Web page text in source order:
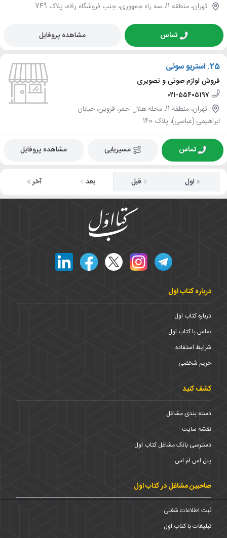
تهران، منطقه 11، سه راه جمهوری، جنب فروشگاه رفاه، پلاک 749
تماس مشاهده پروفایل
25. استریو سونی
فروش لوازم صوتی و تصویری
021-55405197
تهران، منطقه 11، محله هلال احمر، قزوین، خیابان
ابراهیمی (عباسی)، پلاک 140
تماس مسیریابی مشاهده پروفایل
اول قبل بعد آخر
درباره کتاب اول
درباره کتاب اول
تماس با کتاب اول
شرایط استفاده
حریم شخضی
کشف کنید
دسته بندی مشاغل
نقشه سایت
دسترسی بانک مشاغل کتاب اول
پنل اس ام اس
صاحبین مشاغل در کتاب اول
ثبت اطلاعات شغلی
تبلیغات با کتاب اول